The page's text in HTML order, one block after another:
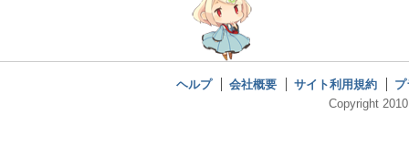
ヘルプ 会社概要 サイト利用規約
Copyright